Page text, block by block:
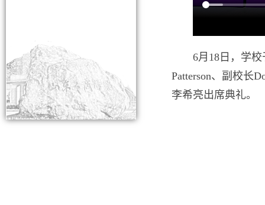
6月18日，学
Patterson、副校长
李希亮出席典礼。